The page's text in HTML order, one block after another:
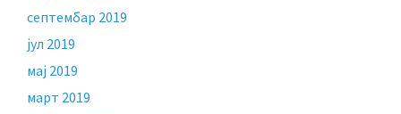
септембар 2019
јул 2019
мај 2019
март 2019